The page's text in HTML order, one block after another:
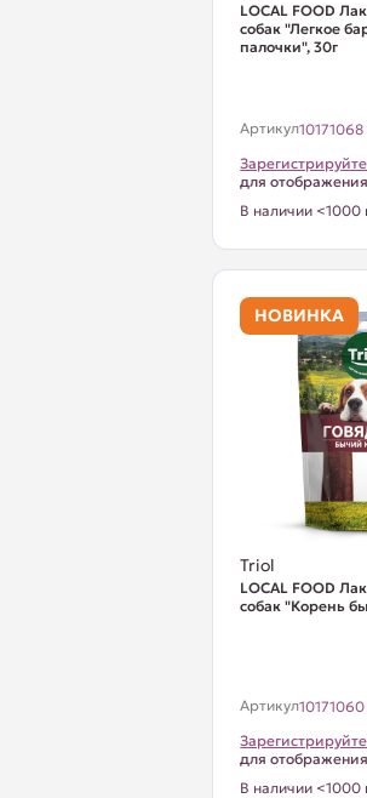
LOCAL FOOD
собак "Легкое
палочки", 30г
Артикул10171068
для
В наличии <1000
НОВИНКА
Triol
LOCAL FOOD
собак "Корень
Артикул10171060
для
В наличии <1000